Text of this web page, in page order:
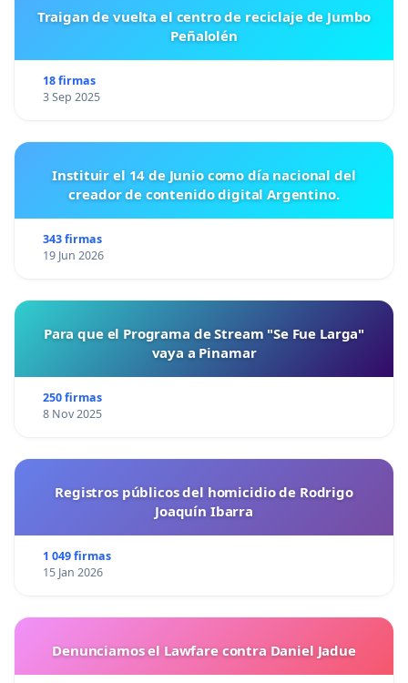
Traigan de vuelta el centro de reciclaje de Jumbo
Peñalolén
18 firmas
3 Sep 2025
Instituir el 14 de Junio como día nacional del
creador de contenido digital Argentino.
343 firmas
19 Jun 2026
Para que el Programa de Stream "Se Fue Larga"
vaya a Pinamar
250 firmas
8 Nov 2025
Registros públicos del homicidio de Rodrigo
Joaquín Ibarra
1 049 firmas
15 Jan 2026
Denunciamos el Lawfare contra Daniel Jadue